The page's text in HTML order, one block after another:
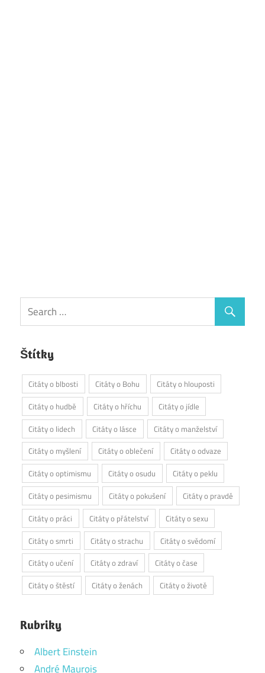
Štítky
Citáty o blbosti Citáty o Bohu
Citáty o hlouposti
Citáty o hudbě
Citáty o hříchu
Citáty o jídle
Citáty o lidech
Citáty o lásce
Citáty o manželství
Citáty o myšlení
Citáty o oblečení
Citáty o odvaze
Citáty o optimismu
Citáty o osudu
Citáty o peklu
Citáty o pesimismu
Citáty o pokušení
Citáty o pravdě
Citáty o práci
Citáty o přátelství
Citáty o sexu
Citáty o smrti
Citáty o strachu
Citáty o svědomí
Citáty o učení
Citáty o zdraví
Citáty o čase
Citáty o štěstí
Citáty o ženách Citáty o životě
Rubriky
Albert Einstein
André Maurois